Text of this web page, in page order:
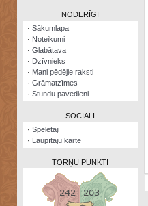
Visatcera
almanahs
Arhīvs
NODERĪGI
· Sākumlapa
· Noteikumi
· Glabātava
· Dzīvnieks
· Mani pēdējie raksti
· Grāmatzīmes
· Stundu pavedieni
SOCIĀLI
· Spēlētāji
· Laupītāju karte
TORŅU PUNKTI